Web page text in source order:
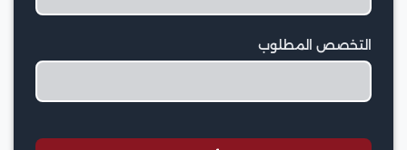
التخصص المطلوب